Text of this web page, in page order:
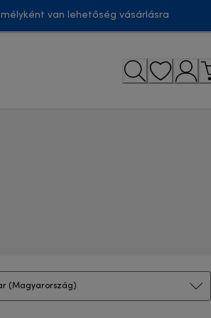
van lehetőség vásárlásra
(Magyarország)